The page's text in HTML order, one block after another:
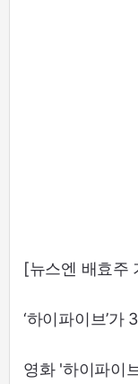
[뉴스엔 배효주
‘하이파이브’가
영화 '하이파이